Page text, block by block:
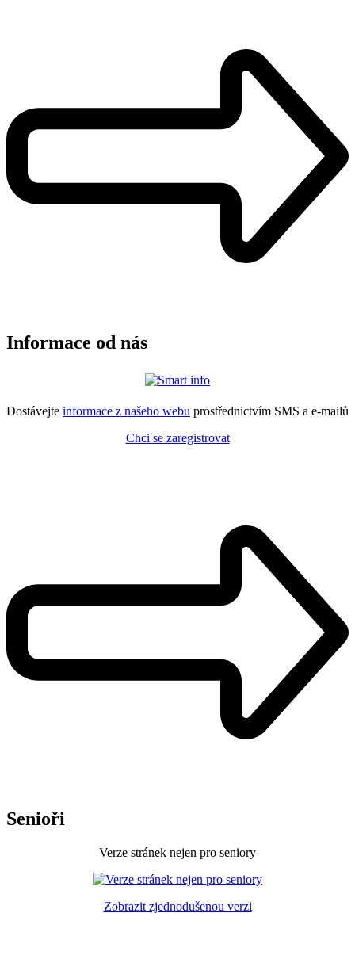
Informace od nás
Dostávejte informace z našeho webu prostřednictvím SMS a e-mailů
Chci se zaregistrovat
Senioři
Verze stránek nejen pro seniory
Zobrazit zjednodušenou verzi